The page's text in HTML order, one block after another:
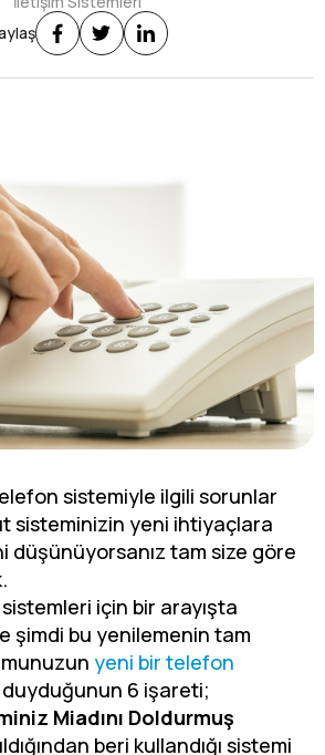
sistemiyle ilgili sorunlar
sisteminizin yeni ihtiyaçlara
düşünüyorsanız tam size göre
için bir arayışta
şimdi bu yenilemenin tam
yeni bir telefon
6 işareti;
Miadını Doldurmuş
beri kullandığı sistemi